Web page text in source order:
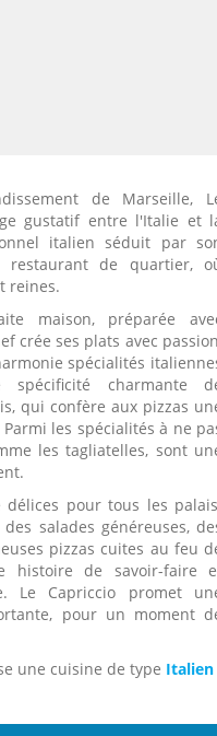
de Marseille,
gustatif entre l'Italie et
italien séduit par
restaurant de quartier,
reines.
maison, préparée
crée ses plats avec
spécialités
spécificité charmante
qui confère aux pizzas
les spécialités à ne
les tagliatelles, sont
pour tous les
salades généreuses,
pizzas cuites au feu
histoire de savoir-faire
Le Capriccio promet
pour un moment
une cuisine de type Italien